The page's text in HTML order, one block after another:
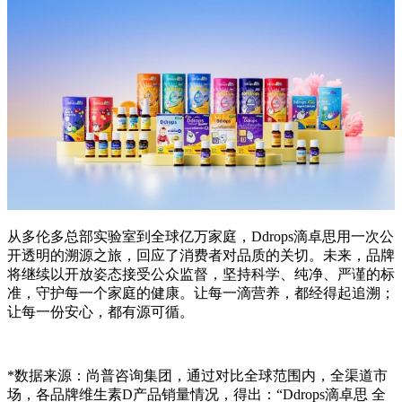
从多伦多总部实验室到全球亿万家庭，Ddrops滴卓思用一次公
开透明的溯源之旅，回应了消费者对品质的关切。未来，品牌
将继续以开放姿态接受公众监督，坚持科学、纯净、严谨的标
准，守护每一个家庭的健康。让每一滴营养，都经得起追溯；
让每一份安心，都有源可循。
*数据来源：尚普咨询集团，通过对比全球范围内，全渠道市
场，各品牌维生素D产品销量情况，得出：“Ddrops滴卓思 全